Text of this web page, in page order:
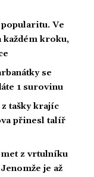
Ve
každém kroku,
se
1 surovinu
tašky krajíc
přinesl talíř
z vrtulníku
je až